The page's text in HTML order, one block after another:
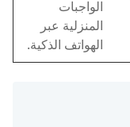
الواجبات
المنزلية عبر
الهواتف الذكية.